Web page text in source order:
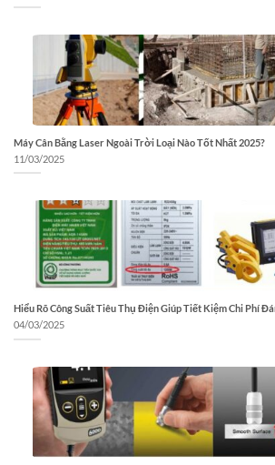
Máy Cân Bằng Laser Ngoài Trời Loại Nào Tốt Nhất 2025?
11/03/2025
Hiểu Rõ Công Suất Tiêu Thụ Điện Giúp Tiết Kiệm Chi Phí
04/03/2025